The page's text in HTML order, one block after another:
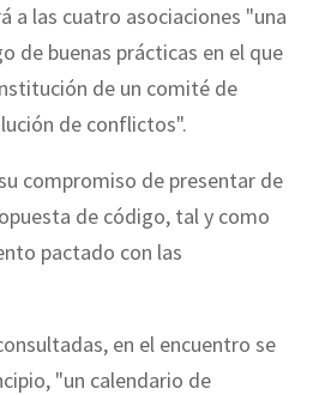
a las cuatro asociaciones "una
de buenas prácticas en el que
de un comité de
de conflictos".
compromiso de presentar de
de código, tal y como
pactado con las
en el encuentro se
"un calendario de